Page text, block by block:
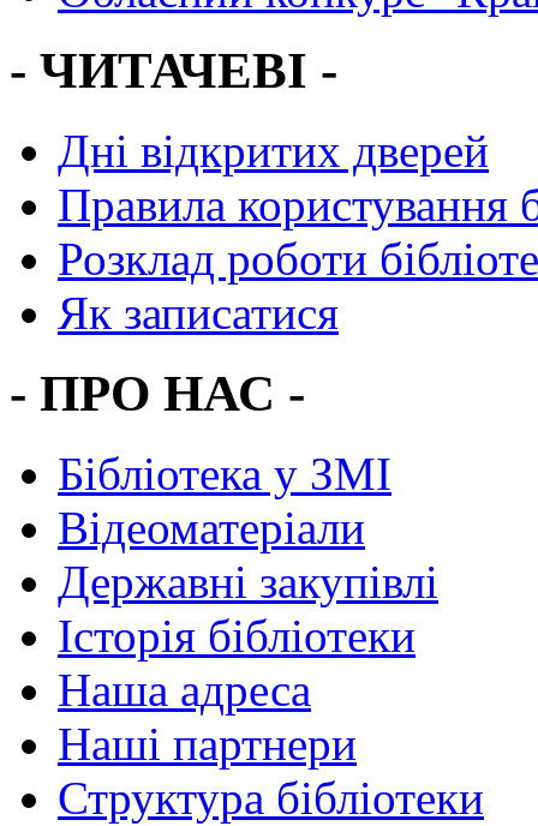
- ЧИТАЧЕВІ -
Дні відкритих дверей
Правила користування
Розклад роботи
Як записатися
- ПРО НАС -
Бібліотека у ЗМІ
Відеоматеріали
Державні закупівлі
Історія бібліотеки
Наша адреса
Наші партнери
Структура бібліотеки